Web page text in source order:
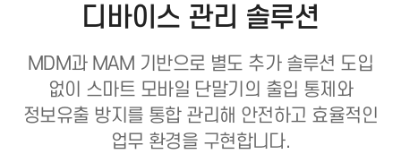
디바이스 관리 솔루션
MDM과 MAM 기반으로 별도 추가 솔루션 도입
없이 스마트 모바일 단말기의 출입 통제와
정보유출 방지를 통합 관리해 안전하고 효율적인
업무 환경을 구현합니다.